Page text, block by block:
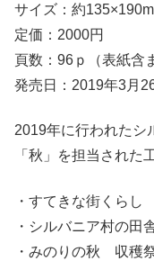
サイズ：約
定価：2000円
頁数：96ｐ（表紙含
発売日：2019年3月
2019年に行われたシ
「秋」を担当された
・すてきな街くらし
・シルバニア村の田
・みのりの秋 収穫